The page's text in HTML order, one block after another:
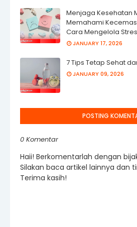
Menjaga Kesehatan
Memahami
Cara Mengelola Stres
JANUARY 17, 2026
7 Tips Tetap Sehat
JANUARY 09, 2026
POSTING
0 Komentar
Haii! Berkomentarlah dengan
Silakan baca artikel lainnya dan
Terima kasih!